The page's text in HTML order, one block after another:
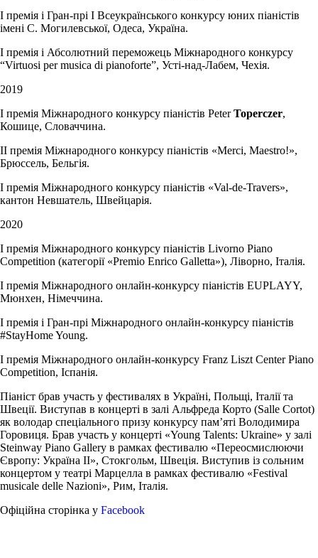
І премія і Гран-прі І Всеукраїнського конкурсу юних піаністів
імені С. Могилевської, Одеса, Україна.
І премія і Абсолютний переможець Міжнародного конкурсу
“Virtuosi per musica di pianoforte”, Усті-над-Лабем, Чехія.
2019
І премія Міжнародного конкурсу піаністів PeterToperczer,
Кошице, Словаччина.
ІІ премія Міжнародного конкурсу піаністів «Merci, Maestro!»,
Брюссель, Бельгія.
І премія Міжнародного конкурсу піаністів «Val-de-Travers»,
кантон Невшатель, Швейцарія.
2020
І премія Міжнародного конкурсу піаністів Livorno Piano
Competition (категорії «Premio Enrico Galletta»), Ліворно, Італія.
І премія Міжнародного онлайн-конкурсу піаністів EUPLAYY,
Мюнхен, Німеччина.
І премія і Гран-прі Міжнародного онлайн-конкурсу піаністів
#StayHome Young.
І премія Міжнародного онлайн-конкурсу Franz Liszt Center Piano
Competition, Іспанія.
Піаніст брав участь у фестивалях в Україні, Польщі, Італії та
Швеції. Виступав в концерті в залі Альфреда Корто (Salle Cortot)
як володар спеціального призу конкурсу пам’яті Володимира
Горовиця. Брав участь у концерті «Young Talents: Ukraine» у залі
Steinway Piano Gallery в рамках фестивалю «Переосмислюючи
Європу: Україна ІІ», Стокгольм, Швеція. Виступив із сольним
концертом у театрі Марцелла в рамках фестивалю «Festival
musicale delle Nazioni», Рим, Італія.
Офіційна сторінка у Facebook